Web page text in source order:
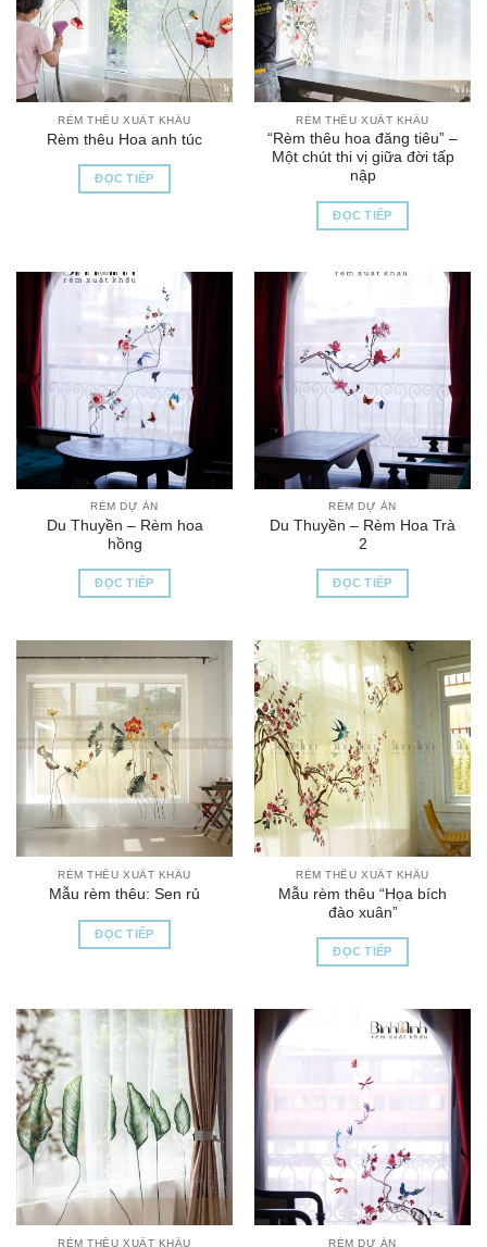
RÈM THÊU XUẤT KHẨU
Rèm thêu Hoa anh túc
ĐỌC TIẾP
RÈM THÊU XUẤT KHẨU
“Rèm thêu hoa đăng tiêu” –
Một chút thi vị giữa đời tấp
nập
ĐỌC TIẾP
RÈM DỰ ÁN
Du Thuyền – Rèm hoa
hồng
ĐỌC TIẾP
RÈM DỰ ÁN
Du Thuyền – Rèm Hoa Trà
2
ĐỌC TIẾP
RÈM THÊU XUẤT KHẨU
Mẫu rèm thêu: Sen rủ
ĐỌC TIẾP
RÈM THÊU XUẤT KHẨU
Mẫu rèm thêu “Họa bích
đào xuân”
ĐỌC TIẾP
RÈM THÊU XUẤT KHẨU RÈM DỰ ÁN